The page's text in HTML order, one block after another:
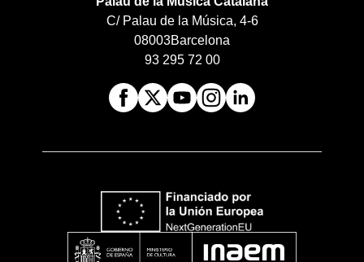
C/ Palau de la Música, 4-6
08003Barcelona
93 295 72 00